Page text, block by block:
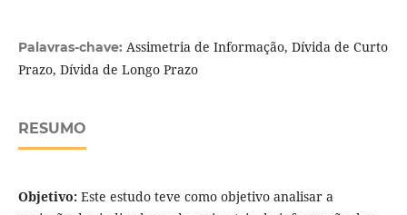
Palavras-chave: Assimetria de Informação, Dívida de Curto
Prazo, Dívida de Longo Prazo
RESUMO
Objetivo: Este estudo teve como objetivo analisar a